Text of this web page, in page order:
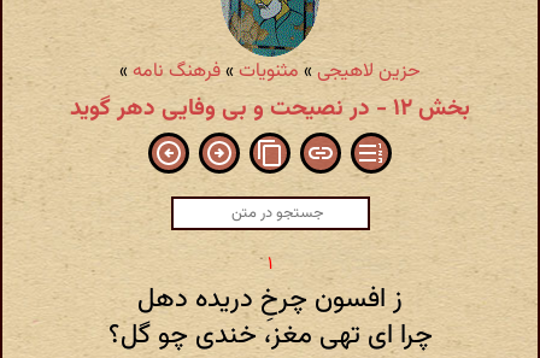
حزین لاهیجی» مثنویات»فرهنگ نامه»
بخش ۱۲ - در نصیحت و بی وفایی دهر گوید
ز افسون چرخِ دریده دهل
چرا ای تهی مغز، خندی چو گل؟